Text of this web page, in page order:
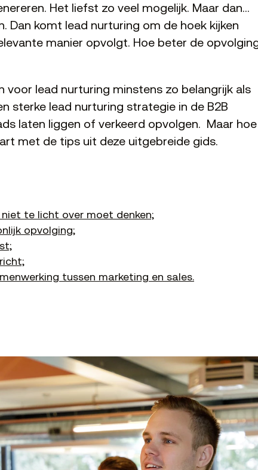
Het liefst zo veel mogelijk. Maar dan...
Dan komt lead nurturing om de hoek kijken
manier opvolgt. Hoe beter de
voor lead nurturing minstens zo belangrijk als
sterke lead nurturing strategie in de B2B
laten liggen of verkeerd opvolgen. Maar hoe
met de tips uit deze uitgebreide gids.
te licht over moet denken;
opvolging;
tussen marketing en sales.